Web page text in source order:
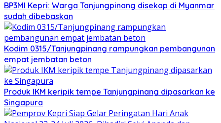
BP3MI Kepri: Warga Tanjungpinang disekap di Myanmar
sudah dibebaskan
Kodim 0315/Tanjungpinang rampungkan pembangunan
empat jembatan beton
Produk IKM keripik tempe Tanjungpinang dipasarkan ke
Singapura